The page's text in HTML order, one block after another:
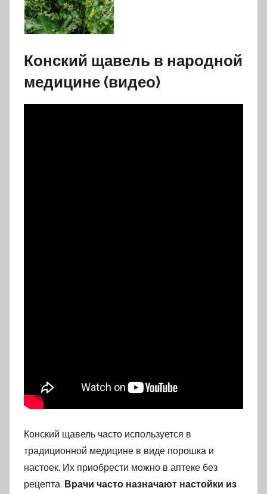
Конский щавель в народной
медицине (видео)
Конский щавель часто используется в
традиционной медицине в виде порошка и
настоек. Их приобрести можно в аптеке без
рецепта. Врачи часто назначают настойки из